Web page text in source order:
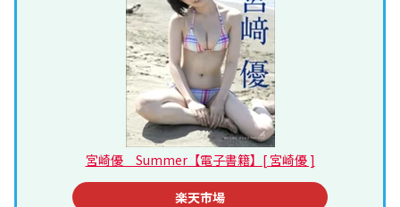
宮崎優 Summer【電子書籍】[ 宮崎優 ]
楽天市場